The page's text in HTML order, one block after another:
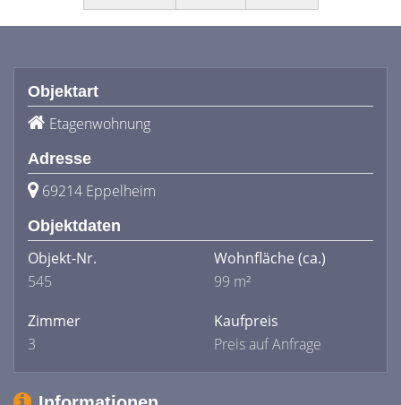
Objektart
Etagenwohnung
Adresse
69214 Eppelheim
Objektdaten
Objekt-Nr.
545
Wohnfläche (ca.)
99 m²
Zimmer
3
Kaufpreis
Preis auf Anfrage